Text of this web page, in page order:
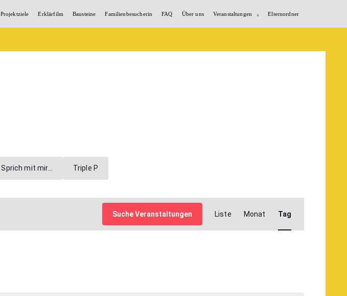
Projektziele Erklärfilm Bausteine Familienbesucherin FAQ Über uns Veranstaltungen Elternordner
Sprich mit mir… Triple P
Suche Veranstaltungen
Ansichten-
Liste Monat Tag